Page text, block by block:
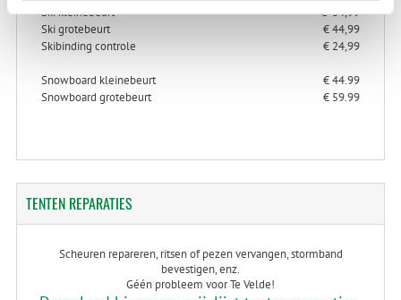
Ski kleinebeurt
€ 34,99
Ski grotebeurt
€ 44,99
Skibinding controle
€ 24,99
Snowboard kleinebeurt
€ 44.99
Snowboard grotebeurt
€ 59.99
TENTENREPARATIES
Scheuren repareren, ritsen of pezen vervangen, stormband
bevestigen, enz.
Géén probleem voor Te Velde!